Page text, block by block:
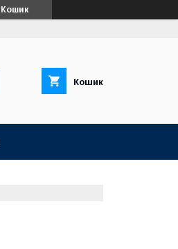
Кошик
Кошик